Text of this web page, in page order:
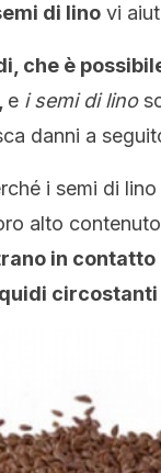
di lino vi
che è
e i semi di lino
danni a
i semi di
alto
in